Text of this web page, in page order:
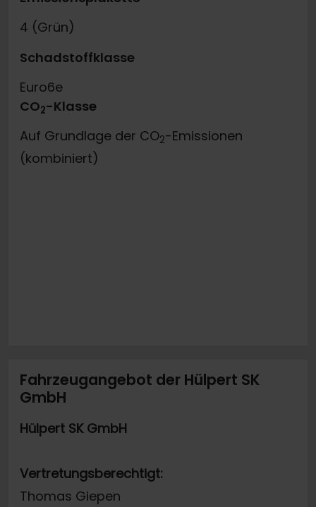
4 (Grün)
Schadstoffklasse
Euro6e
CO2-Klasse
Auf Grundlage der CO2-Emissionen
(kombiniert)
Fahrzeugangebot der Hülpert SK
GmbH
Hülpert SK GmbH
Vertretungsberechtigt:
Thomas Giepen